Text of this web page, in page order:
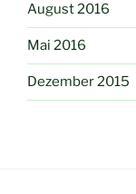
August 2016
Mai 2016
Dezember 2015